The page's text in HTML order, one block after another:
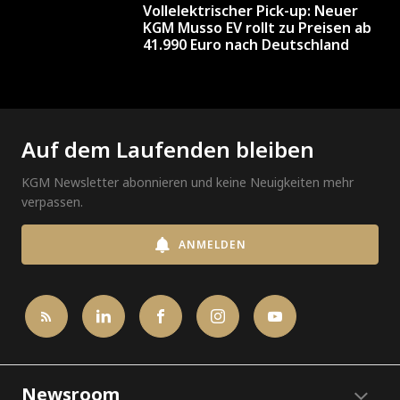
Vollelektrischer Pick-up: Neuer
KGM Musso EV rollt zu Preisen ab
41.990 Euro nach Deutschland
Auf dem Laufenden bleiben
KGM Newsletter abonnieren und keine Neuigkeiten mehr
verpassen.
ANMELDEN
Newsroom